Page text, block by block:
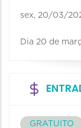
sex, 20/03/
Dia 20 de
GRATUITO